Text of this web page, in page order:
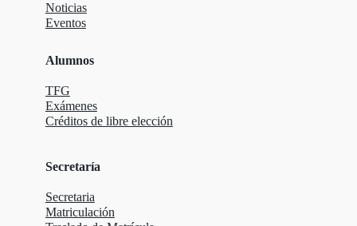
Noticias
Eventos
Alumnos
TFG
Exámenes
Créditos de libre elección
Secretaría
Secretaria
Matriculación